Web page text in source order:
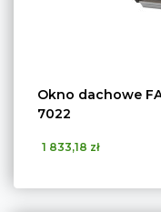
Okno dachowe
7022
1 833,18 zł